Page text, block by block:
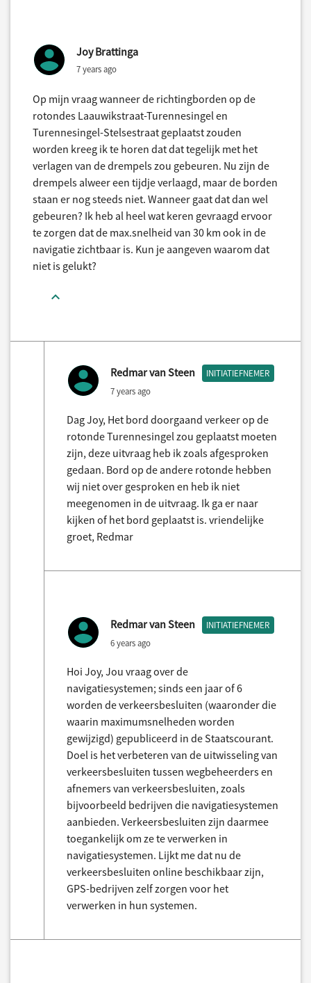
Joy Brattinga
7 years ago
Op mijn vraag wanneer de richtingborden op de
rotondes Laauwikstraat-Turennesingel en
Turennesingel-Stelsestraat geplaatst zouden
worden kreeg ik te horen dat dat tegelijk met het
verlagen van de drempels zou gebeuren. Nu zijn de
drempels alweer een tijdje verlaagd, maar de borden
staan er nog steeds niet. Wanneer gaat dat dan wel
gebeuren? Ik heb al heel wat keren gevraagd ervoor
te zorgen dat de max.snelheid van 30 km ook in de
navigatie zichtbaar is. Kun je aangeven waarom dat
niet is gelukt?
Redmar van Steen INITIATIEFNEMER
7 years ago
Dag Joy, Het bord doorgaand verkeer op de
rotonde Turennesingel zou geplaatst moeten
zijn, deze uitvraag heb ik zoals afgesproken
gedaan. Bord op de andere rotonde hebben
wij niet over gesproken en heb ik niet
meegenomen in de uitvraag. Ik ga er naar
kijken of het bord geplaatst is. vriendelijke
groet, Redmar
Redmar van Steen INITIATIEFNEMER
6 years ago
Hoi Joy, Jou vraag over de
navigatiesystemen; sinds een jaar of 6
worden de verkeersbesluiten (waaronder die
waarin maximumsnelheden worden
gewijzigd) gepubliceerd in de Staatscourant.
Doel is het verbeteren van de uitwisseling van
verkeersbesluiten tussen wegbeheerders en
afnemers van verkeersbesluiten, zoals
bijvoorbeeld bedrijven die navigatiesystemen
aanbieden. Verkeersbesluiten zijn daarmee
toegankelijk om ze te verwerken in
navigatiesystemen. Lijkt me dat nu de
verkeersbesluiten online beschikbaar zijn,
GPS-bedrijven zelf zorgen voor het
verwerken in hun systemen.